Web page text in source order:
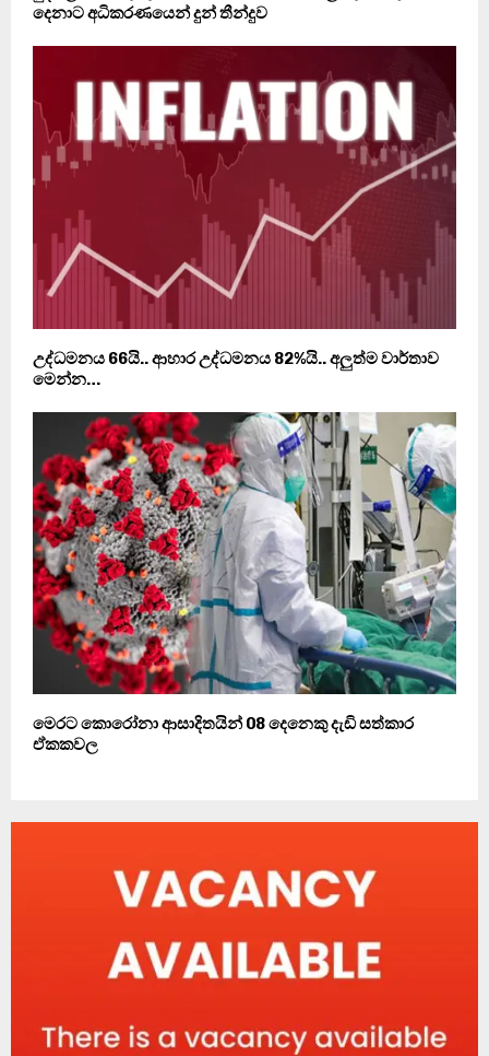
දෙනාට අධිකරණයෙන් දුන් තීන්දුව
උද්ධමනය 66යි.. ආහාර උද්ධමනය 82%යි.. අලුත්ම වාර්තාව
මෙන්න…
මෙරට කොරෝනා ආසාදිතයින් 08 දෙනෙකු දැඩි සත්කාර
ඒකකවල